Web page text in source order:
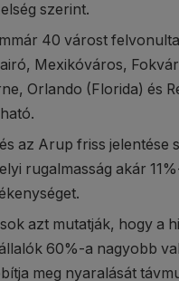
szerint.
40 várost
Mexikóváros,
Orlando (Florida) és
az Arup friss jelentése
rugalmasság akár
azt mutatják, hogy a
60%-a nagyobb
meg nyaralását